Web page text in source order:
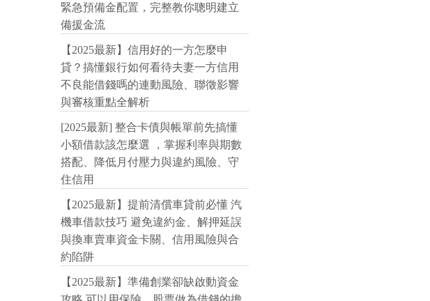
緊急預備金配置，完整教你聰明建立
備援金流
【2025最新】信用好的一方怎麼申
貸？搞懂銀行如何看待夫妻一方信用
不良能借錢嗎的連動風險、聯徵影響
與審核重點全解析
[2025最新] 整合卡債與帳單前先搞懂
小額借款該怎麼選 ，掌握利率與期數
搭配、降低月付壓力與違約風險、守
住信用
【2025最新】提前清償車貸前必懂 汽
機車借款技巧 避免違約金、解押延誤
與換車賣車資金卡關、信用風險與合
約陷阱
【2025最新】準備創業卻缺啟動資金